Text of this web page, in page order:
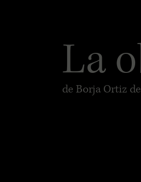
La
de Borja Ortiz